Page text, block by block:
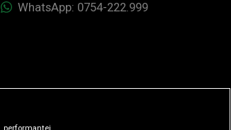
WhatsApp: 0754-222.999